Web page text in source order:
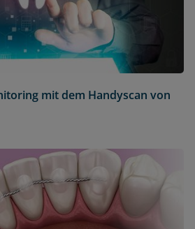
mit dem Handyscan von